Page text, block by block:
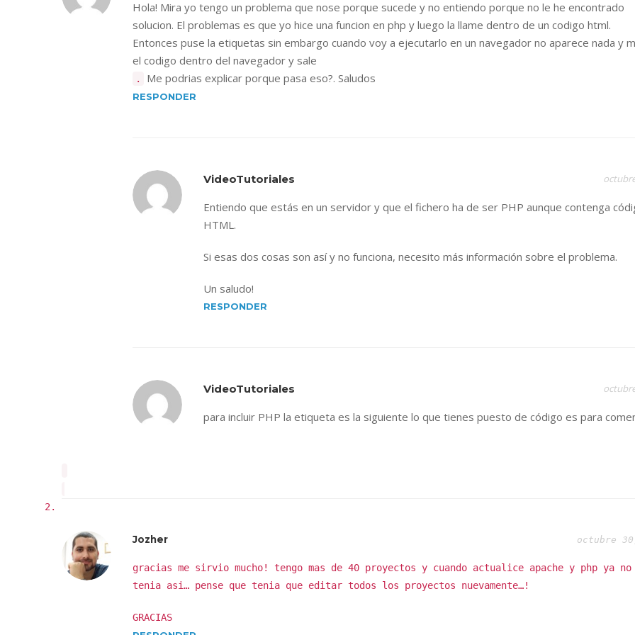
Hola! Mira yo tengo un problema que nose porque sucede y no entiendo porque no le he encontrado
solucion. El problemas es que yo hice una funcion en php y luego la llame dentro de un codigo html.
Entonces puse la etiquetas sin embargo cuando voy a ejecutarlo en un navegador no aparece nada y
el codigo dentro del navegador y sale
. Me podrias explicar porque pasa eso?. Saludos
RESPONDER
VideoTutoriales
Entiendo que estás en un servidor y que el fichero ha de ser PHP aunque contenga
HTML.
Si esas dos cosas son así y no funciona, necesito más información sobre el problema.
Un saludo!
RESPONDER
VideoTutoriales
para incluir PHP la etiqueta es la siguiente lo que tienes puesto de código es para
Jozher octubre
gracias me sirvio mucho! tengo mas de 40 proyectos y cuando actualice apache y php ya
tenia asi… pense que tenia que editar todos los proyectos nuevamente…!
GRACIAS